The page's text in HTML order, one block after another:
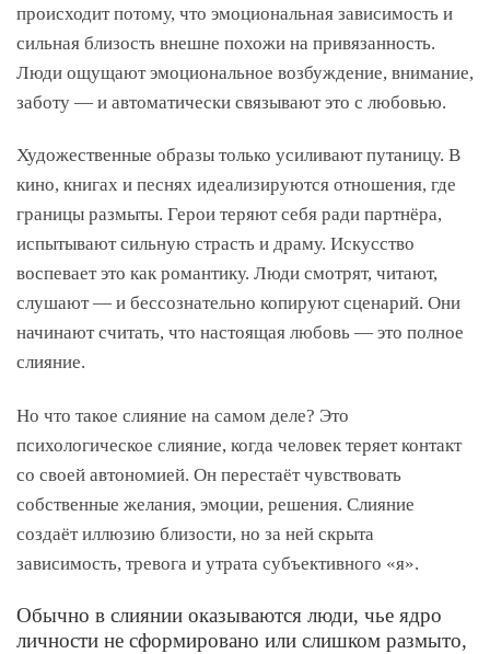
происходит потому, что эмоциональная зависимость и
сильная близость внешне похожи на привязанность.
Люди ощущают эмоциональное возбуждение, внимание,
заботу — и автоматически связывают это с любовью.
Художественные образы только усиливают путаницу. В
кино, книгах и песнях идеализируются отношения, где
границы размыты. Герои теряют себя ради партнёра,
испытывают сильную страсть и драму. Искусство
воспевает это как романтику. Люди смотрят, читают,
слушают — и бессознательно копируют сценарий. Они
начинают считать, что настоящая любовь — это полное
слияние.
Но что такое слияние на самом деле? Это
психологическое слияние, когда человек теряет контакт
со своей автономией. Он перестаёт чувствовать
собственные желания, эмоции, решения. Слияние
создаёт иллюзию близости, но за ней скрыта
зависимость, тревога и утрата субъективного «я».
Обычно в слиянии оказываются люди, чье ядро
личности не сформировано или слишком размыто,